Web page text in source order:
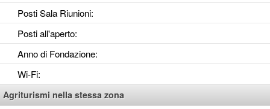
Posti Sala Riunioni:
Posti all'aperto:
Anno di Fondazione:
Wi-Fi:
Agriturismi nella stessa zona